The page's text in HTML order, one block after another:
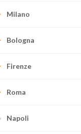
Milano
Bologna
Firenze
Roma
Napoli